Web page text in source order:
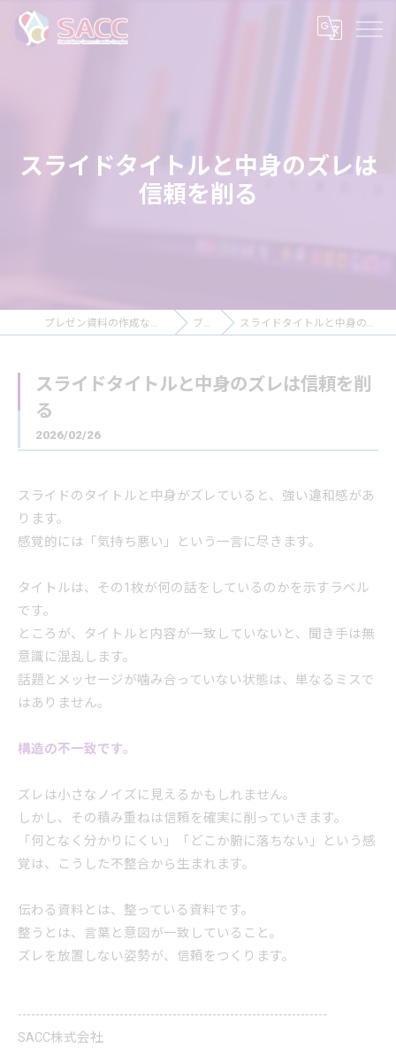
スライドタイトルと中身のズレは
信頼を削る
プレゼン資料の作成ならSACC株式会社 ブログ スライドタイトルと中身のズレは信頼を削る
スライドタイトルと中身のズレは信頼を削
る
2026/02/26
スライドのタイトルと中身がズレていると、強い違和感があ
ります。
感覚的には「気持ち悪い」という一言に尽きます。
タイトルは、その1枚が何の話をしているのかを示すラベル
です。
ところが、タイトルと内容が一致していないと、聞き手は無
意識に混乱します。
話題とメッセージが噛み合っていない状態は、単なるミスで
はありません。
構造の不一致です。
ズレは小さなノイズに見えるかもしれません。
しかし、その積み重ねは信頼を確実に削っていきます。
「何となく分かりにくい」「どこか腑に落ちない」という感
覚は、こうした不整合から生まれます。
伝わる資料とは、整っている資料です。
整うとは、言葉と意図が一致していること。
ズレを放置しない姿勢が、信頼をつくります。
----------------------------------------------------------------------
SACC株式会社